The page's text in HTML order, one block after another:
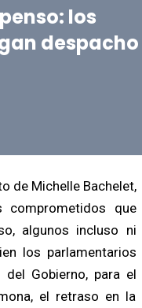
los
despacho
de Michelle Bachelet,
que
algunos incluso ni
los parlamentarios
Gobierno, para el
el retraso en la